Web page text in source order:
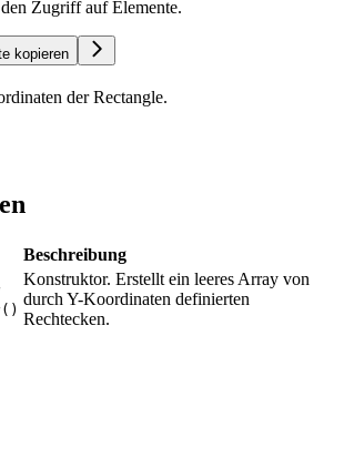
Zugriff auf Elemente.
kopieren
der Rectangle.
Beschreibung
Konstruktor. Erstellt ein leeres Array von
durch Y-Koordinaten definierten
Rechtecken.